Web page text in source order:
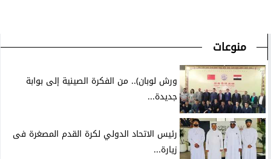
منوعات
ورش لوبان).. من الفكرة الصينية إلى بوابة
جديدة...
رئيس الاتحاد الدولي لكرة القدم المصغرة فى
زيارة...